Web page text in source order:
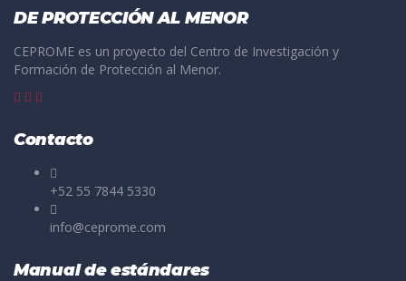
DE PROTECCIÓN AL MENOR
CEPROME es un proyecto del Centro de Investigación y
Formación de Protección al Menor.
Contacto
+52 55 7844 5330
info@ceprome.com
Manual de estándares